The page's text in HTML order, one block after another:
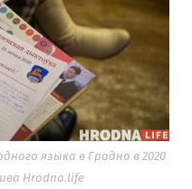
языка в Гродно в 2020
Hrodna.life